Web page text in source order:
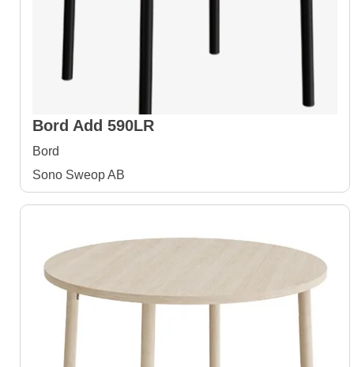
Bord Add 590LR
Bord
Sono Sweop AB